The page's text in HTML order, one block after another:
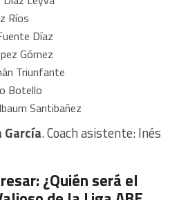
Ríos
Díaz
Gómez
Triunfante
Botello
Santibañez
García. Coach asistente: Inés
¿Quién será el